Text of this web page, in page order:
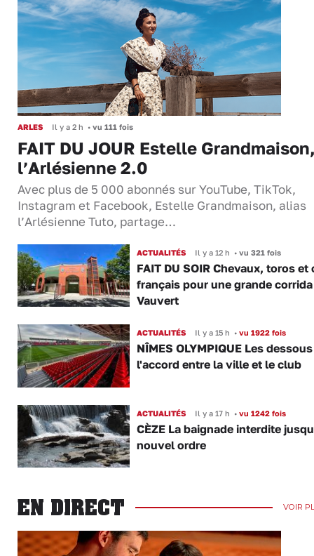
ARLES Il y a 2 h • vu 111 fois
FAIT DU JOUR Estelle
l’Arlésienne 2.0
Avec plus de 5 000 abonnés sur YouTube, TikTok,
Instagram et Facebook, Estelle Grandmaison, alias
l’Arlésienne Tuto, partage…
ACTUALITÉS Il y a 12 h •vu 321 fois
FAIT DU SOIR Chevaux, toros et
français pour une grande corrida
Vauvert
ACTUALITÉS Il y a 15 h •vu 1922 fois
NÎMES OLYMPIQUE Les
l'accord entre la ville et le club
ACTUALITÉS Il y a 17 h •vu 1242 fois
CÈZE La baignade interdite
nouvel ordre
EN DIRECT VOIR